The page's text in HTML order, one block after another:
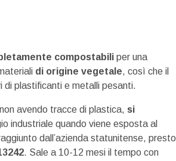
compostabili per una
di origine vegetale, così che il
di plastificanti e metalli pesanti.
avendo tracce di plastica, si
industriale quando viene esposta al
dall’azienda statunitense, presto
. Sale a 10-12 mesi il tempo con